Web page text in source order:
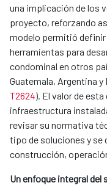
una implicación de los
proyecto, reforzando
modelo permitió definir
herramientas para
condominal en otros
Guatemala, Argentina
T2624). El valor de
infraestructura
revisar su normativa
tipo de soluciones y se
construcción,
Un enfoque integral del